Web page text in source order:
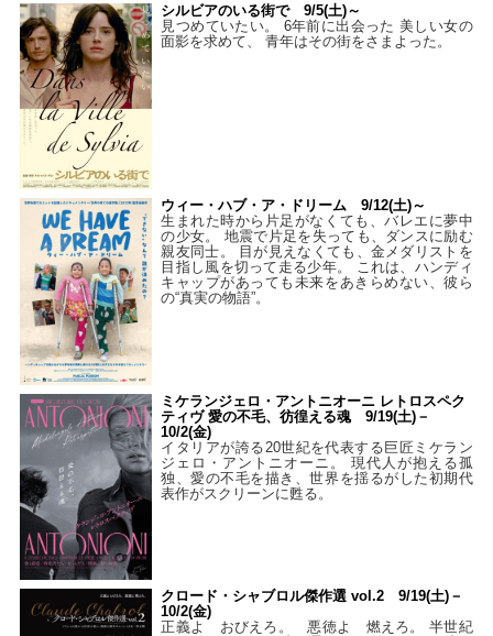
シルビアのいる街で 9/5(土)～
見つめていたい。 6年前に出会った 美しい女の
面影を求めて、 青年はその街をさまよった。
ウィー・ハブ・ア・ドリーム 9/12(土)～
生まれた時から片足がなくても、バレエに夢中
の少女。 地震で片足を失っても、ダンスに励む
親友同士。 目が見えなくても、金メダリストを
目指し風を切って走る少年。 これは、ハンディ
キャップがあっても未来をあきらめない、彼ら
の“真実の物語”。
ミケランジェロ・アントニオーニ レトロスペク
ティヴ 愛の不毛、彷徨える魂 9/19(土)－
10/2(金)
イタリアが誇る20世紀を代表する巨匠ミケラン
ジェロ・アントニオーニ。 現代人が抱える孤
独、愛の不毛を描き、世界を揺るがした初期代
表作がスクリーンに甦る。
クロード・シャブロル傑作選 vol.2 9/19(土)－
10/2(金)
正義よ おびえろ。 悪徳よ 燃えろ。 半世紀